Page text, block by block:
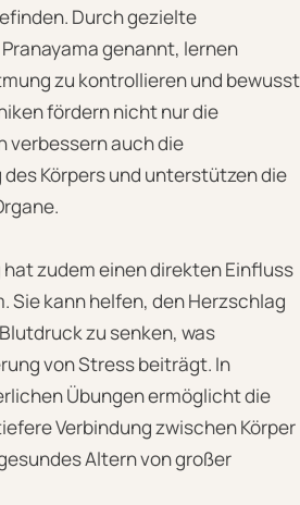
Durch gezielte
genannt, lernen
zu kontrollieren und bewusst
fördern nicht nur die
verbessern auch die
Körpers und unterstützen die
zudem einen direkten Einfluss
Sie kann helfen, den Herzschlag
zu senken, was
von Stress beiträgt. In
Übungen ermöglicht die
Verbindung zwischen Körper
Altern von großer